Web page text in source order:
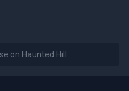
on Haunted Hill